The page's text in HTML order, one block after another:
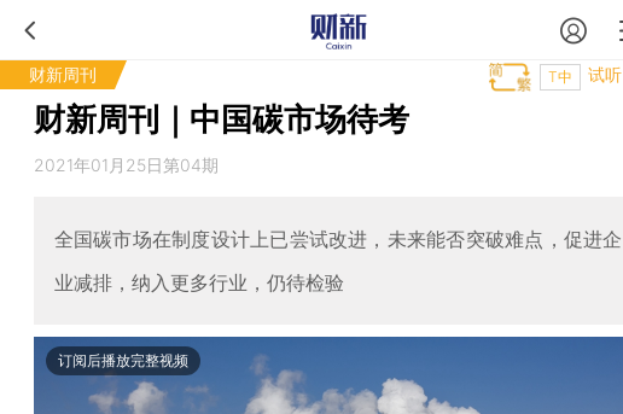
财新周刊 试听
T中
财新周刊｜中国碳市场待考
2021年01月25日第04期
全国碳市场在制度设计上已尝试改进，未来能否突破难点，促进企
业减排，纳入更多行业，仍待检验
订阅后播放完整视频